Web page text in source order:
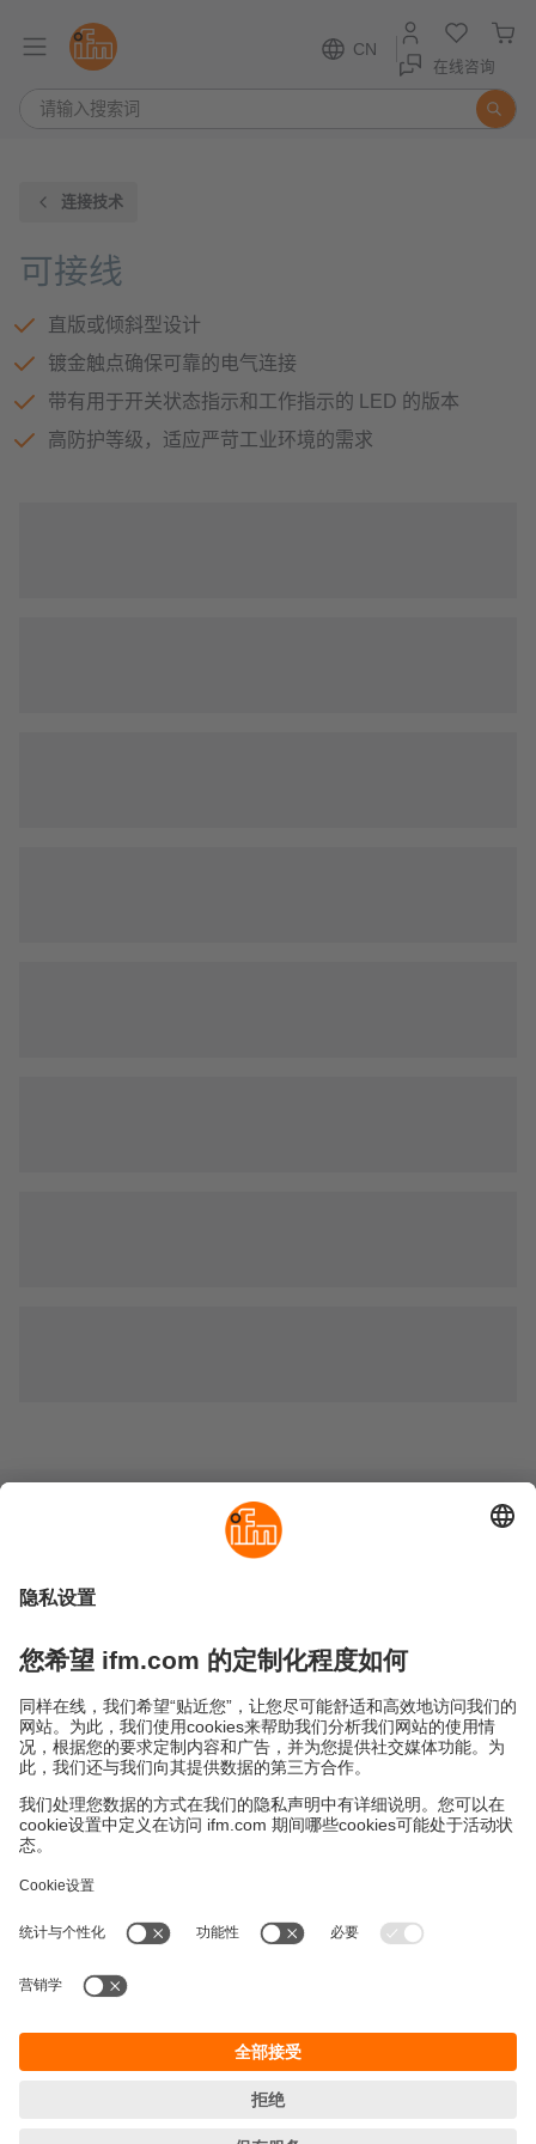
CN
在线咨询
连接技术
可接线
直版或倾斜型设计
镀金触点确保可靠的电气连接
带有用于开关状态指示和工作指示的 LED 的版本
高防护等级，适应严苛工业环境的需求
地点 (EN)
隐私政策
易福门电子(上海)有限公司
上海市浦东新区
盛夏路61弄1号楼6层
邮编: 201203
总机: 021 3813 4800
电子邮箱:info.cn@ifm.com
沪ICP备19047231号-1
沪公网安备31011502010310号
工作时间：
（节假日除外）